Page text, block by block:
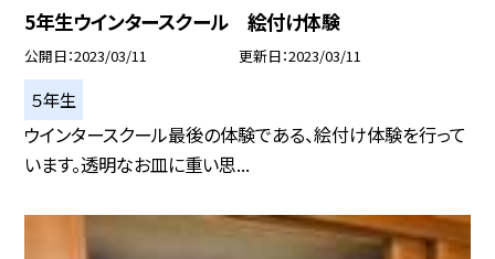
5年生ウインタースクール 絵付け体験
公開日 2023/03/11 更新日 2023/03/11
５年生
ウインタースクール最後の体験である、絵付け体験を行って
います。透明なお皿に重い思...